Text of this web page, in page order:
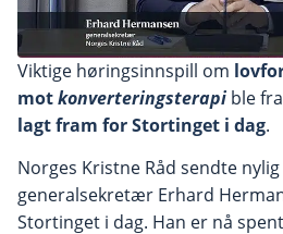
Viktige høringsinnspill om
motkonverteringsterapi ble fra
lagt fram for Stortinget i dag.
Norges Kristne Råd sendte
generalsekretær Erhard
Stortinget i dag. Han er nå